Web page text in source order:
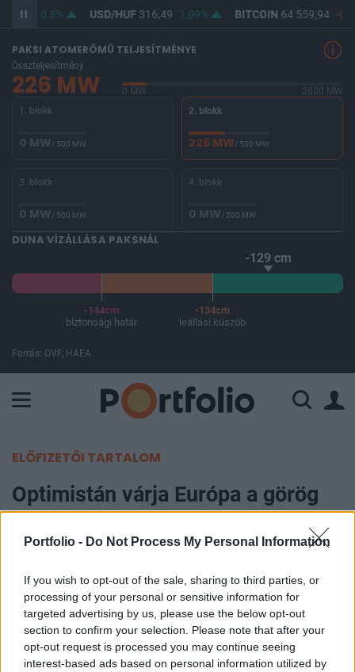
Portfolio - Do Not Process My Personal Information
If you wish to opt-out of the sale, sharing to third parties, or
processing of your personal or sensitive information for
targeted advertising by us, please use the below opt-out
section to confirm your selection. Please note that after your
opt-out request is processed you may continue seeing
interest-based ads based on personal information utilized by
0,8% USD/HUF316,49 1,09% BITCOIN64 559,94 -
PAKSI ATOMERŐMŰ TELJESÍTMÉNYE
Összteljesítmény
226 MW 0 MW
2000 MW
1. blokk
0 MW/ 500 MW
2. blokk
226 MW/ 500 MW
3. blokk
0 MW/ 500 MW
4. blokk
0 MW/ 500 MW
DUNA VÍZÁLLÁSA PAKSNÁL
-129 cm
-144cm
biztonsági határ
-134cm
leállási küszöb
Forrás: OVF, HAEA
ELŐFIZETŐI TARTALOM
Optimistán várja Európa a görög
és olasz lépéseket
2011. november 08. 10:42
Bizakodva várják a nyugat-európai piacok a mai
görög és olasz eseményeket, a jelentősebb
indexek közül a DAX 1,7%-os pluszt mutat, a CAC